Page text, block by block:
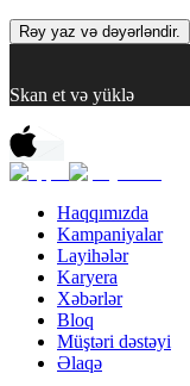
Rəy yaz və dəyərləndir.
Skan et və yüklə
Haqqımızda
Kampaniyalar
Layihələr
Karyera
Xəbərlər
Bloq
Müştəri dəstəyi
Əlaqə